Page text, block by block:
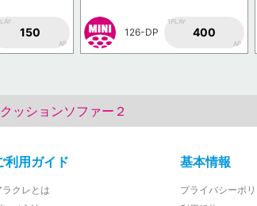
150
AP
126-DP
1PLAY
400
AP
ッションソファー２
利用ガイド
ラクレとは
基本情報
プライバシーポ